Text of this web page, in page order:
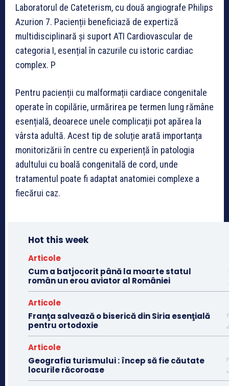
Laboratorul de Cateterism, cu două angiografe Philips
Azurion 7. Pacienții beneficiază de expertiză
multidisciplinară și suport ATI Cardiovascular de
categoria I, esențial în cazurile cu istoric cardiac
complex. P
Pentru pacienții cu malformații cardiace congenitale
operate în copilărie, urmărirea pe termen lung rămâne
esențială, deoarece unele complicații pot apărea la
vârsta adultă. Acest tip de soluție arată importanța
monitorizării în centre cu experiență în patologia
adultului cu boală congenitală de cord, unde
tratamentul poate fi adaptat anatomiei complexe a
fiecărui caz.
Hot this week
Articole
Cum a batjocorit până la moarte statul
român un erou aviator al României
Articole
Franţa salvează o biserică din Siria esenţială
pentru ortodoxie
Articole
Geografia turismului : încep să fie căutate
locurile răcoroase